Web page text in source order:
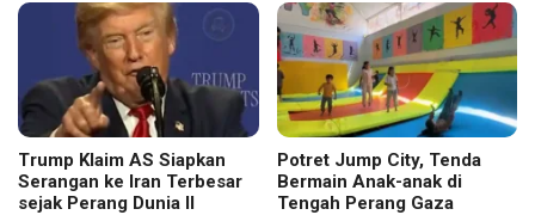
Trump Klaim AS Siapkan
Serangan ke Iran Terbesar
sejak Perang Dunia II
Potret Jump City, Tenda
Bermain Anak-anak di
Tengah Perang Gaza